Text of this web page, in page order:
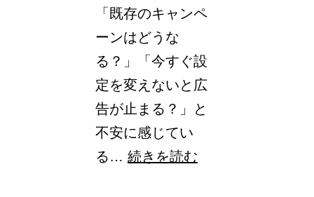
と
実
務
で
の
対
応
「既存のキャンペ
ーンはどうな
る？」「今すぐ設
定を変えないと広
告が止まる？」と
不安に感じてい
る… 続きを読む